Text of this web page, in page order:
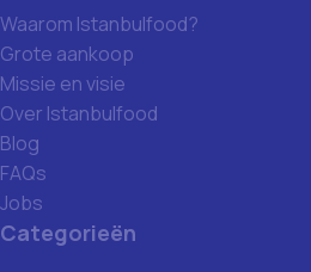
Waarom Istanbulfood?
Grote aankoop
Missie en visie
Over Istanbulfood
Blog
FAQs
Jobs
Categorieën